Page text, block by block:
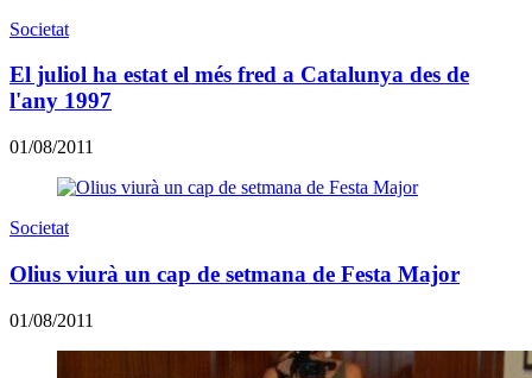
Societat
El juliol ha estat el més fred a Catalunya des de
l'any 1997
01/08/2011
Societat
Olius viurà un cap de setmana de Festa Major
01/08/2011